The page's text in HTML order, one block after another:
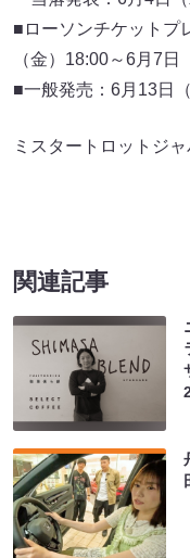
■ローソンチケットプ
（金）18:00～6月7日
■一般発売：6月13日
ミスタートロットジ
関連記事